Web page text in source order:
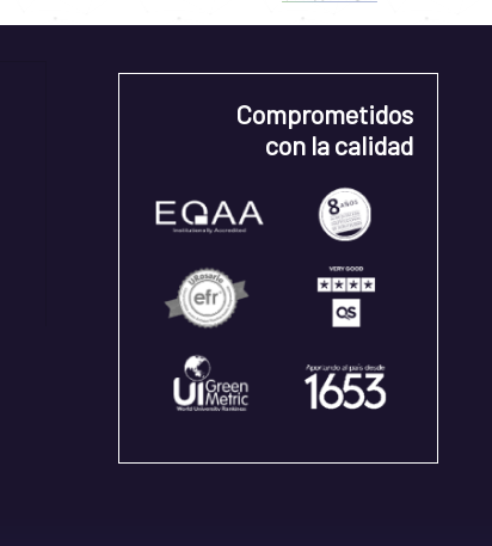
Comprometidos
con la calidad